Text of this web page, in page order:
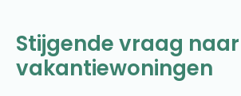
Stijgende vraag naar
vakantiewoningen